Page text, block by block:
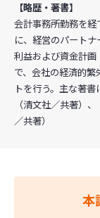
【略歴・著書】
会計事務所勤務を経
に、経営のパート
利益および資金計
で、会社の経済的
トを行う。主な著
（清文社／共著）
／共著）
本